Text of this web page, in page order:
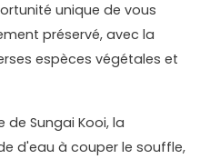
unique de vous
préservé, avec la
espèces végétales et
Sungai Kooi, la
d'eau à couper le souffle,